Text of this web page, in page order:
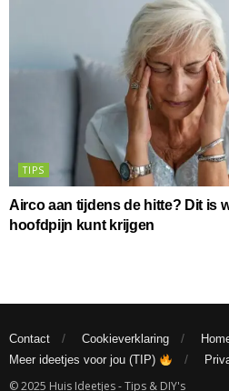
TIPS
Airco aan tijdens de hitte? Dit is
hoofdpijn kunt krijgen
Contact Cookieverklaring
Meer ideetjes voor jou (TIP)
© 2025 Huis Ideetjes - Tips & DIY's